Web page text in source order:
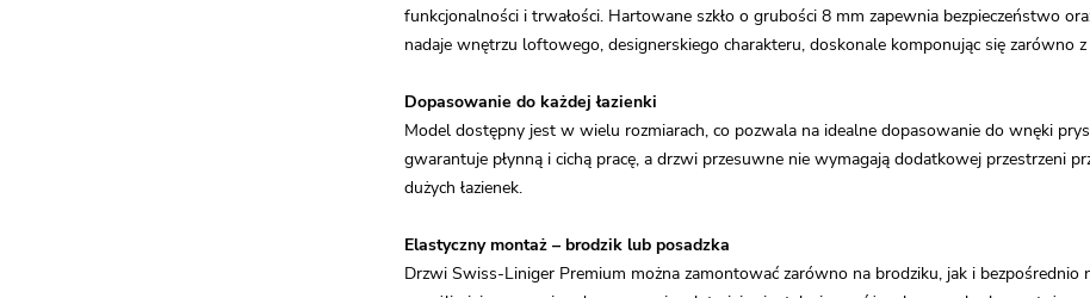
funkcjonalności i trwałości. Hartowane szkło o grubości 8 mm zapewnia bezpieczeństwo
nadaje wnętrzu loftowego, designerskiego charakteru, doskonale komponując się zarówno
Dopasowanie do każdej łazienki
Model dostępny jest w wielu rozmiarach, co pozwala na idealne dopasowanie do wnęki
gwarantuje płynną i cichą pracę, a drzwi przesuwne nie wymagają dodatkowej przestrzeni
dużych łazienek.
Elastyczny montaż – brodzik lub posadzka
Drzwi Swiss-Liniger Premium można zamontować zarówno na brodziku, jak i